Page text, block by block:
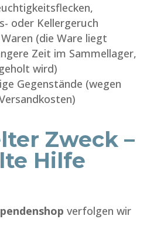
oder Kellergeruch
(die Ware liegt
Zeit im Sammellager,
wird)
Gegenstände (wegen
Zweck –
Hilfe
verfolgen wir